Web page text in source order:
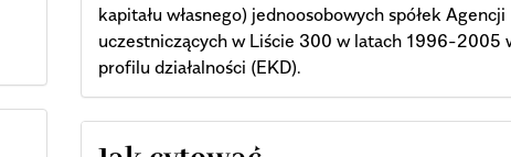
kapitału własnego) jednoosobowych spółek Agencji
uczestniczących w Liście 300 w latach 1996-2005
profilu działalności (EKD).
Article